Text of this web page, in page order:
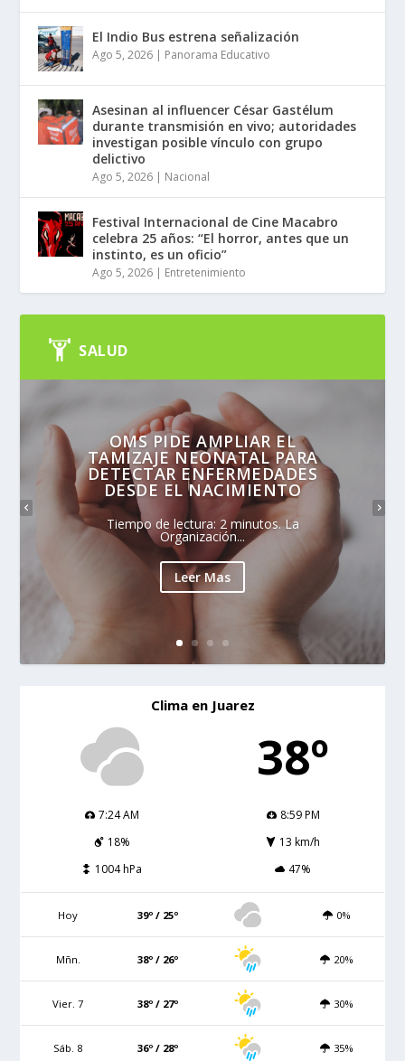
El Indio Bus estrena señalización
Ago 5, 2026 | Panorama Educativo
Asesinan al influencer César Gastélum
durante transmisión en vivo; autoridades
investigan posible vínculo con grupo
delictivo
Ago 5, 2026 | Nacional
Festival Internacional de Cine Macabro
celebra 25 años: “El horror, antes que un
instinto, es un oficio”
Ago 5, 2026 | Entretenimiento
SALUD
OMS PIDE AMPLIAR EL
TAMIZAJE NEONATAL PARA
DETECTAR ENFERMEDADES
DESDE EL NACIMIENTO
Tiempo de lectura: 2 minutos. La
Organización...
Leer Mas
Clima en Juarez
38º
7:24 AM
8:59 PM
18%
13 km/h
1004 hPa
47%
Hoy 39º / 25º 0%
Mñn. 38º / 26º 20%
Vier. 7 38º / 27º 30%
Sáb. 8 36º / 28º 35%